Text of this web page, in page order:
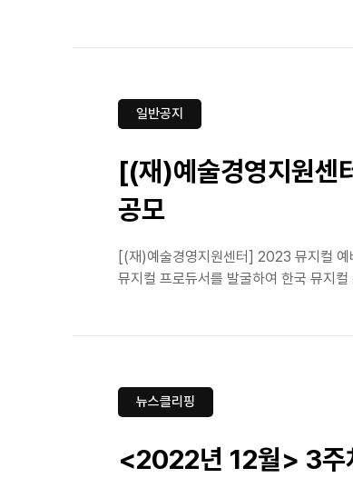
일반공지
[(재)예술경영지원센
공모
[(재)예술경영지원센터] 2023 뮤지컬 예
뮤지컬 프로듀서를 발굴하여 한국 뮤지
뉴스클리핑
<2022년 12월> 3주